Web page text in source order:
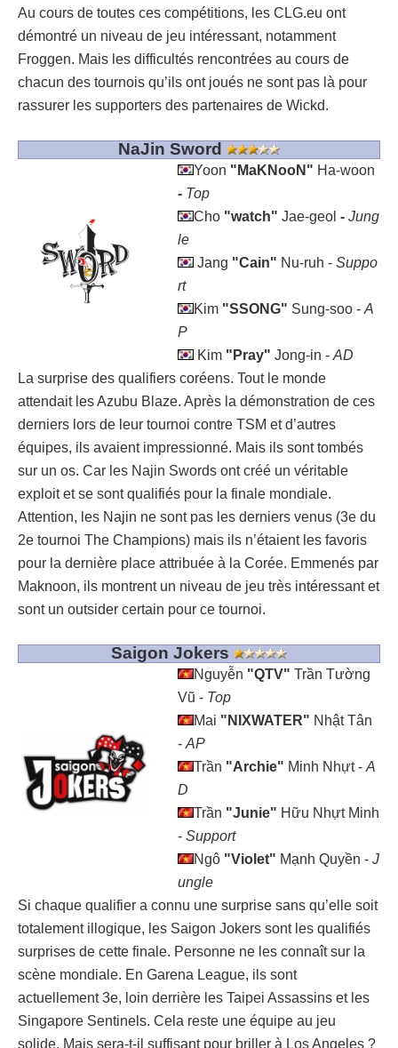
Au cours de toutes ces compétitions, les CLG.eu ont
démontré un niveau de jeu intéressant, notamment
Froggen. Mais les difficultés rencontrées au cours de
chacun des tournois qu’ils ont joués ne sont pas là pour
rassurer les supporters des partenaires de Wickd.
NaJin Sword
Yoon "MaKNooN" Ha-woon
- Top
Cho "watch" Jae-geol - Jung
le
Jang "Cain" Nu-ruh - Suppo
rt
Kim "SSONG" Sung-soo - A
P
Kim "Pray" Jong-in - AD
La surprise des qualifiers coréens. Tout le monde
attendait les Azubu Blaze. Après la démonstration de ces
derniers lors de leur tournoi contre TSM et d’autres
équipes, ils avaient impressionné. Mais ils sont tombés
sur un os. Car les Najin Swords ont créé un véritable
exploit et se sont qualifiés pour la finale mondiale.
Attention, les Najin ne sont pas les derniers venus (3e du
2e tournoi The Champions) mais ils n’étaient les favoris
pour la dernière place attribuée à la Corée. Emmenés par
Maknoon, ils montrent un niveau de jeu très intéressant et
sont un outsider certain pour ce tournoi.
Saigon Jokers
Nguyễn "QTV" Trần Tường
Vũ - Top
Mai "NIXWATER" Nhật Tân
- AP
Trần "Archie" Minh Nhựt - A
D
Trần "Junie" Hữu Nhựt Minh
- Support
Ngô "Violet" Mạnh Quyền - J
ungle
Si chaque qualifier a connu une surprise sans qu’elle soit
totalement illogique, les Saigon Jokers sont les qualifiés
surprises de cette finale. Personne ne les connaît sur la
scène mondiale. En Garena League, ils sont
actuellement 3e, loin derrière les Taipei Assassins et les
Singapore Sentinels. Cela reste une équipe au jeu
solide. Mais sera-t-il suffisant pour briller à Los Angeles ?